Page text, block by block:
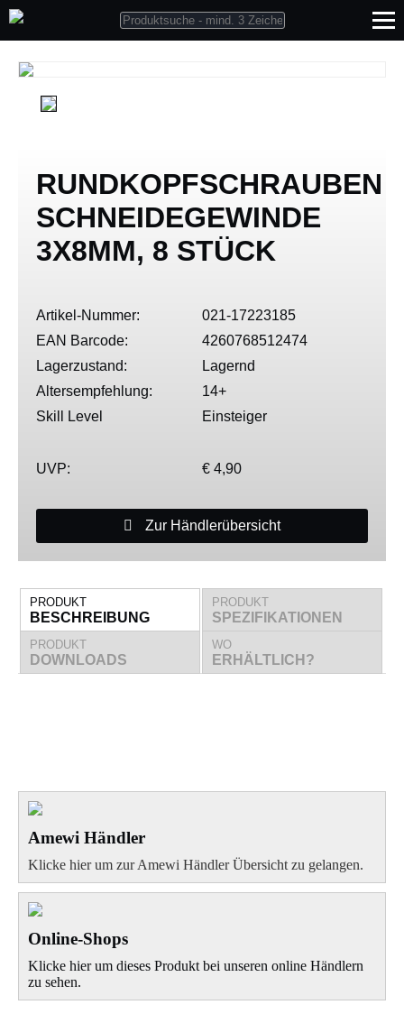
RUNDKOPFSCHRAUBEN
SCHNEIDEGEWINDE
3X8MM, 8 STÜCK
Artikel-Nummer:
021-17223185
EAN Barcode:
4260768512474
Lagerzustand:
Lagernd
Altersempfehlung:
14+
Skill Level
Einsteiger
UVP: € 4,90
Zur Händlerübersicht
PRODUKT
BESCHREIBUNG
PRODUKT
SPEZIFIKATIONEN
PRODUKT
DOWNLOADS
WO
ERHÄLTLICH?
Amewi Händler
Klicke hier um zur Amewi Händler Übersicht zu gelangen.
Online-Shops
Klicke hier um dieses Produkt bei unseren online Händlern
zu sehen.